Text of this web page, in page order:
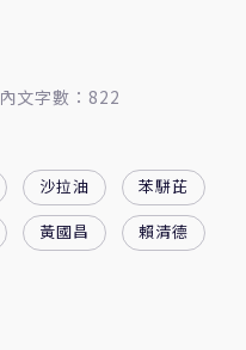
內文字數：822
沙拉油
苯駢芘
黃國昌 賴清德